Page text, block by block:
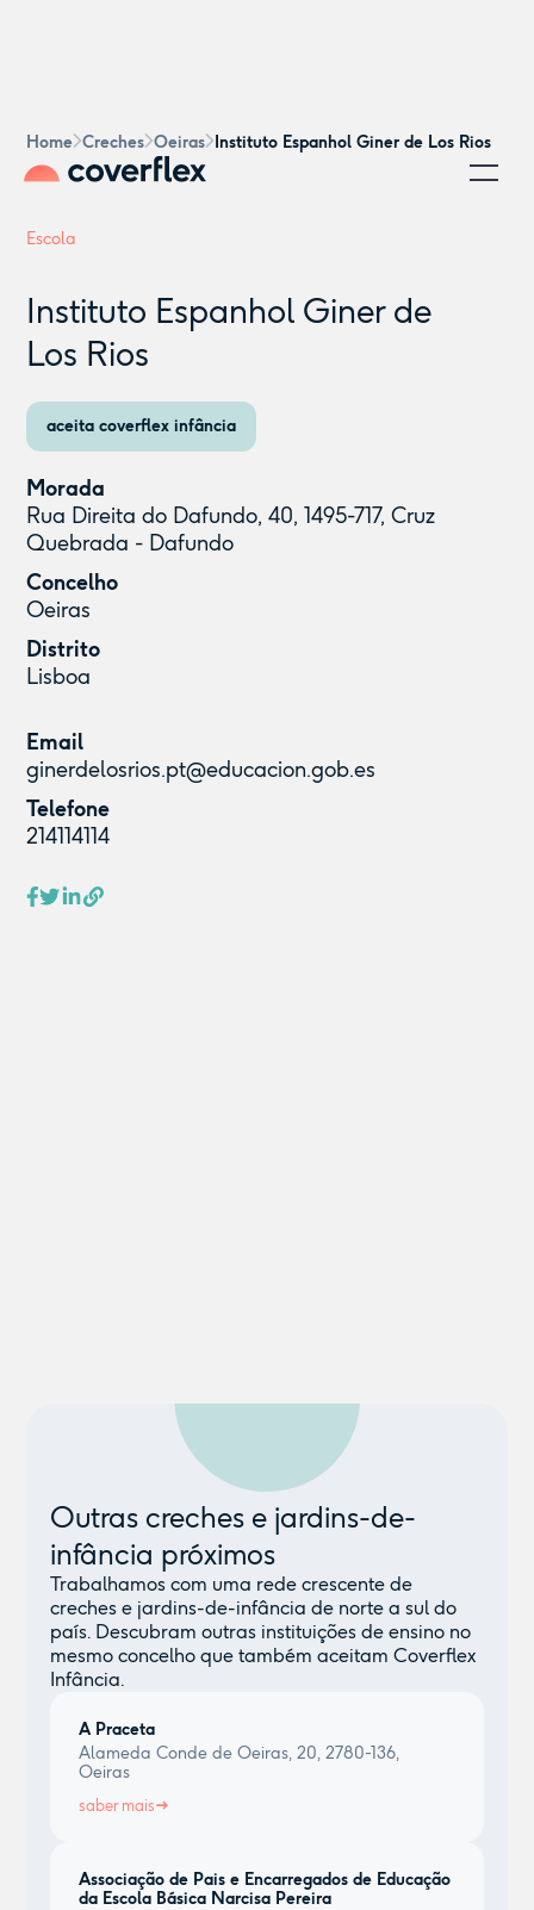
Home Creches Oeiras Instituto Espanhol Giner de Los Rios
Escola
Instituto Espanhol Giner de
Los Rios
aceita coverflex infância
Morada
Rua Direita do Dafundo, 40, 1495-717, Cruz
Quebrada - Dafundo
Concelho
Oeiras
Distrito
Lisboa
Email
ginerdelosrios.pt@educacion.gob.es
Telefone
214114114
Outras creches e jardins-de-
infância próximos
Trabalhamos com uma rede crescente de
creches e jardins-de-infância de norte a sul do
país. Descubram outras instituições de ensino no
mesmo concelho que também aceitam Coverflex
Infância.
A Praceta
Alameda Conde de Oeiras, 20, 2780-136,
Oeiras
saber mais
Associação de Pais e Encarregados de Educação
da Escola Básica Narcisa Pereira